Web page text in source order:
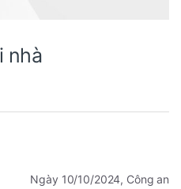
nhà
Ngày 10/10/2024, Công an